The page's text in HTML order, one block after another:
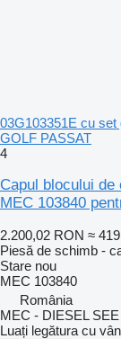
03G103351E cu set
GOLF PASSAT
4
Capul blocului
MEC 103840
2.200,02 RON ≈
Piesă de schimb -
Stare nou
MEC 103840
România
MEC - DIESEL
Luați legătura cu